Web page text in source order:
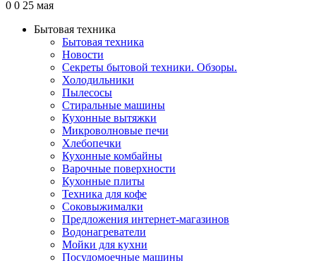
0 0 25 мая
Бытовая техника
Бытовая техника
Новости
Секреты бытовой техники. Обзоры.
Холодильники
Пылесосы
Стиральные машины
Кухонные вытяжки
Микроволновые печи
Хлебопечки
Кухонные комбайны
Варочные поверхности
Кухонные плиты
Техника для кофе
Соковыжималки
Предложения интернет-магазинов
Водонагреватели
Мойки для кухни
Посудомоечные машины